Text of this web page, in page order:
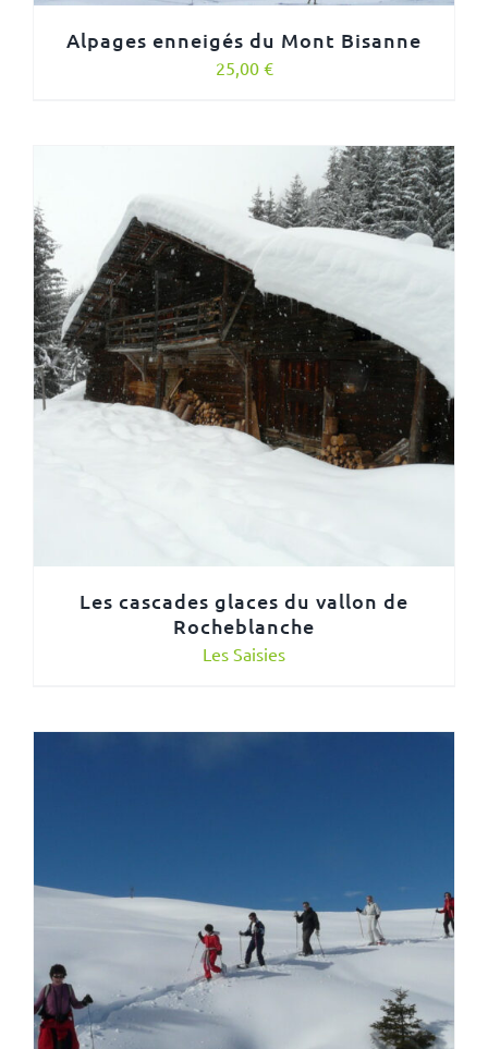
Alpages enneigés du Mont Bisanne
25,00 €
Les cascades glaces du vallon de
Rocheblanche
Les Saisies